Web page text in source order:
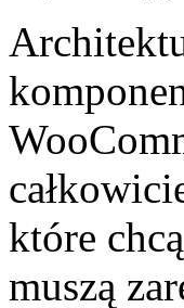
które
muszą